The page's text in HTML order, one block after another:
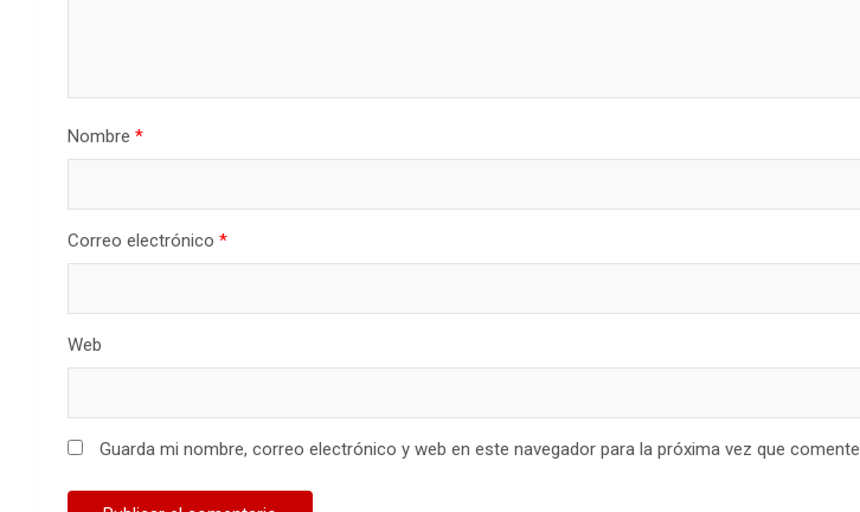
Nombre *
Correo electrónico *
Web
Guarda mi nombre, correo electrónico y web en este navegador para la próxima vez que comente.